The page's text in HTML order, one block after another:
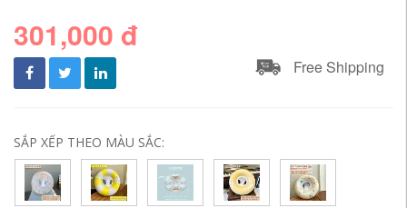
301,000 đ
Free Shipping
SẮP XẾP THEO MÀU SẮC: